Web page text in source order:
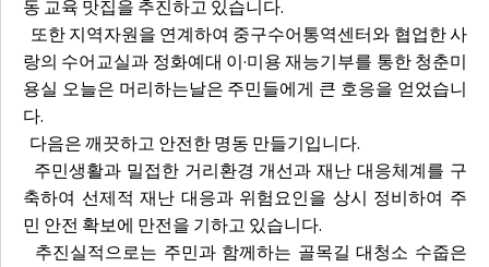
동 교육 맛집을 추진하고 있습니다.
또한 지역자원을 연계하여 중구수어통역센터와 협업한 사
랑의 수어교실과 정화예대 이·미용 재능기부를 통한 청춘미
용실 오늘은 머리하는날은 주민들에게 큰 호응을 얻었습니
다.
다음은 깨끗하고 안전한 명동 만들기입니다.
주민생활과 밀접한 거리환경 개선과 재난 대응체계를 구
축하여 선제적 재난 대응과 위험요인을 상시 정비하여 주
민 안전 확보에 만전을 기하고 있습니다.
추진실적으로는 주민과 함께하는 골목길 대청소 수줍은